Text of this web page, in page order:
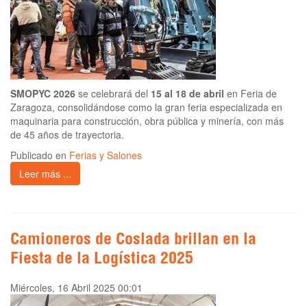
SMOPYC 2026 se celebrará del 15 al 18 de abril en Feria de
Zaragoza, consolidándose como la gran feria especializada en
maquinaria para construcción, obra pública y minería, con más
de 45 años de trayectoria.
Publicado en Ferias y Salones
Leer más ...
Camioneros de Coslada brillan en la
Fiesta de la Logística 2025
Miércoles, 16 Abril 2025 00:01